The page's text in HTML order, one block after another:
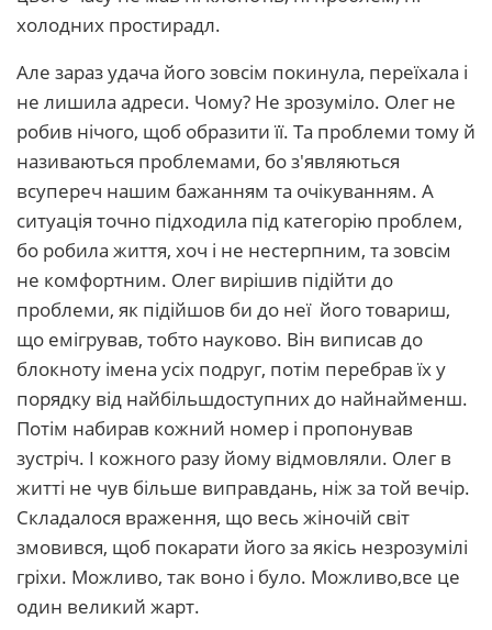
холодних простирадл.
Але зараз удача його зовсім покинула, переїхала і
не лишила адреси. Чому? Не зрозуміло. Олег не
робив нічого, щоб образити її. Та проблеми тому й
називаються проблемами, бо з'являються
всупереч нашим бажанням та очікуванням. А
ситуація точно підходила під категорію проблем,
бо робила життя, хоч і не нестерпним, та зовсім
не комфортним. Олег вирішив підійти до
проблеми, як підійшов би до неї його товариш,
що емігрував, тобто науково. Він виписав до
блокноту імена усіх подруг, потім перебрав їх у
порядку від найбільшдоступних до найнайменш.
Потім набирав кожний номер і пропонував
зустріч. І кожного разу йому відмовляли. Олег в
житті не чув більше виправдань, ніж за той вечір.
Складалося враження, що весь жіночій світ
змовився, щоб покарати його за якісь незрозумілі
гріхи. Можливо, так воно і було. Можливо,все це
один великий жарт.